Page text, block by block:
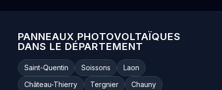
PANNEAUX PHOTOVOLTAÏQUES
DANS LE DÉPARTEMENT
Saint-Quentin Soissons
Laon
Château-Thierry
Tergnier
Chauny